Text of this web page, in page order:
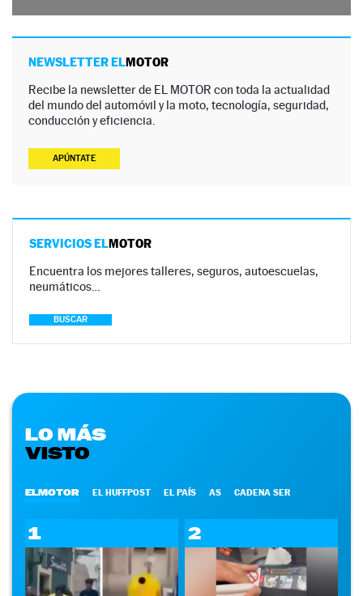
NEWSLETTER ELMOTOR
Recibe la newsletter de EL MOTOR con toda la actualidad
del mundo del automóvil y la moto, tecnología, seguridad,
conducción y eficiencia.
APÚNTATE
SERVICIOS ELMOTOR
Encuentra los mejores talleres, seguros, autoescuelas,
neumáticos…
BUSCAR
LO MÁS
VISTO
ELMOTOR EL HUFFPOST EL PAÍS AS CADENA SER
1 2